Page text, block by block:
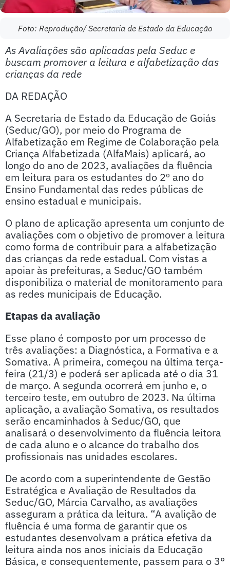
Foto: Reprodução/ Secretaria de Estado da Educação
As Avaliações são aplicadas pela Seduc e
buscam promover a leitura e alfabetização das
crianças da rede
DA REDAÇÃO
A Secretaria de Estado da Educação de Goiás
(Seduc/GO), por meio do Programa de
Alfabetização em Regime de Colaboração pela
Criança Alfabetizada (AlfaMais) aplicará, ao
longo do ano de 2023, avaliações da fluência
em leitura para os estudantes do 2º ano do
Ensino Fundamental das redes públicas de
ensino estadual e municipais.
O plano de aplicação apresenta um conjunto de
avaliações com o objetivo de promover a leitura
como forma de contribuir para a alfabetização
das crianças da rede estadual. Com vistas a
apoiar às prefeituras, a Seduc/GO também
disponibiliza o material de monitoramento para
as redes municipais de Educação.
Etapas da avaliação
Esse plano é composto por um processo de
três avaliações: a Diagnóstica, a Formativa e a
Somativa. A primeira, começou na última terça-
feira (21/3) e poderá ser aplicada até o dia 31
de março. A segunda ocorrerá em junho e, o
terceiro teste, em outubro de 2023. Na última
aplicação, a avaliação Somativa, os resultados
serão encaminhados à Seduc/GO, que
analisará o desenvolvimento da fluência leitora
de cada aluno e o alcance do trabalho dos
profissionais nas unidades escolares.
De acordo com a superintendente de Gestão
Estratégica e Avaliação de Resultados da
Seduc/GO, Márcia Carvalho, as avaliações
asseguram a prática da leitura. “A avalição de
fluência é uma forma de garantir que os
estudantes desenvolvam a prática efetiva da
leitura ainda nos anos iniciais da Educação
Básica, e consequentemente, passem para o 3°